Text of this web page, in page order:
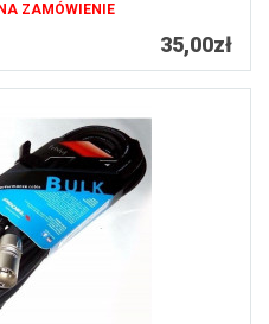
ZAMÓWIENIE
35,00zł